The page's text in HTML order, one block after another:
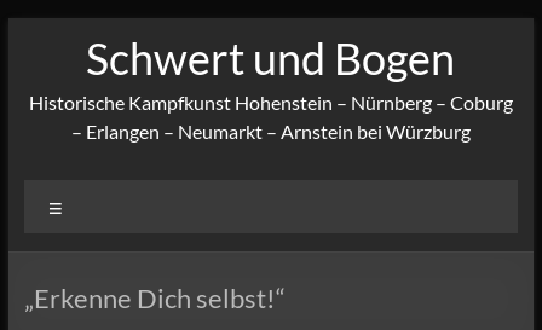
Schwert und Bogen
Historische Kampfkunst Hohenstein – Nürnberg – Coburg
– Erlangen – Neumarkt – Arnstein bei Würzburg
„Erkenne Dich selbst!“